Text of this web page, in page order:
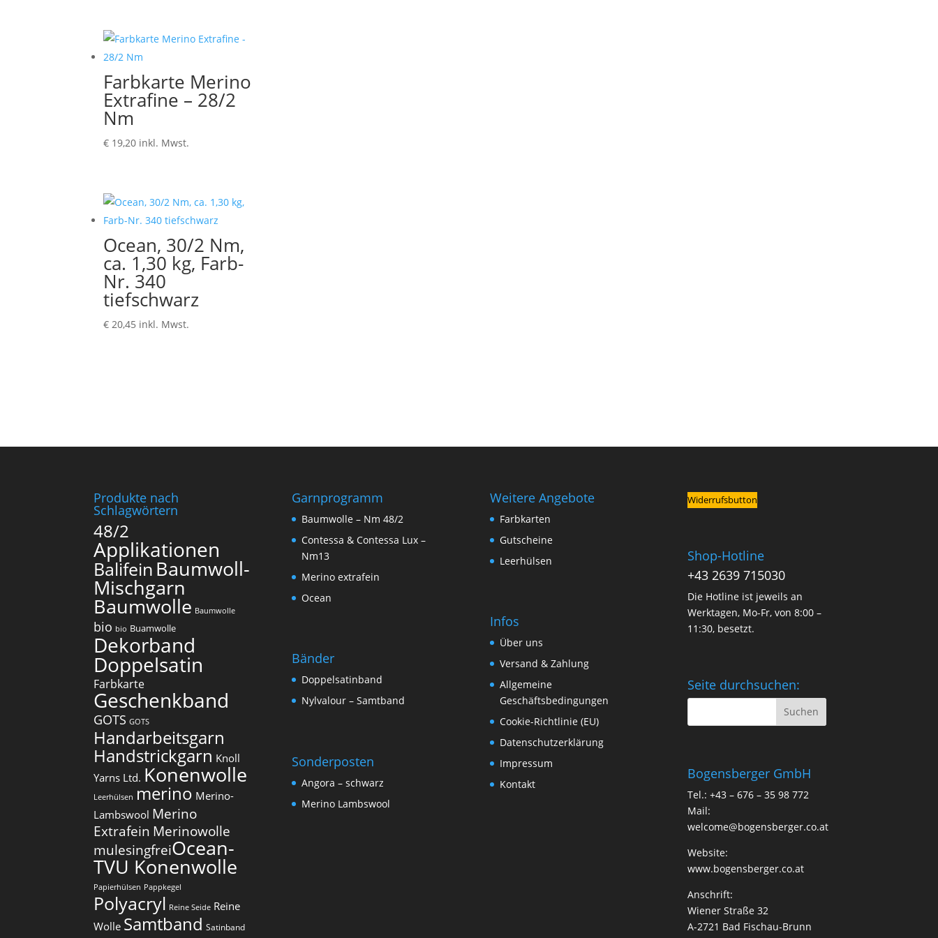
Farbkarte Merino
Extrafine – 28/2
Nm
€ 19,20 inkl. Mwst.
Ocean, 30/2 Nm,
ca. 1,30 kg, Farb-
Nr. 340
tiefschwarz
€ 20,45 inkl. Mwst.
Produkte nach
Schlagwörtern
48/2
Applikationen
Balifein Baumwoll-
Mischgarn
Baumwolle Baumwolle
bio bio Buamwolle
Dekorband
Doppelsatin
Farbkarte
Geschenkband
GOTS GOTS
Handarbeitsgarn
Handstrickgarn Knoll
Yarns Ltd. Konenwolle
Leerhülsen merino Merino-
Lambswool Merino
Extrafein Merinowolle
mulesingfrei​Ocean-
TVU Konenwolle
Papierhülsen Pappkegel
Polyacryl Reine Seide Reine
Wolle Samtband Satinband
Garnprogramm
Baumwolle – Nm 48/2
Contessa & Contessa Lux –
Nm13
Merino extrafein
Ocean
Bänder
Doppelsatinband
Nylvalour – Samtband
Sonderposten
Angora – schwarz
Merino Lambswool
Weitere Angebote
Farbkarten
Gutscheine
Leerhülsen
Infos
Über uns
Versand & Zahlung
Allgemeine
Geschäftsbedingungen
Cookie-Richtlinie (EU)
Datenschutzerklärung
Impressum
Kontakt
Widerrufsbutton
Shop-Hotline
+43 2639 715030
Die Hotline ist jeweils an
Werktagen, Mo-Fr, von 8:00 –
11:30, besetzt.
Seite durchsuchen:
Bogensberger GmbH
Tel.: +43 – 676 – 35 98 772
Mail:
welcome@bogensberger.co.at
Website:
www.bogensberger.co.at
Anschrift:
Wiener Straße 32
A-2721 Bad Fischau-Brunn